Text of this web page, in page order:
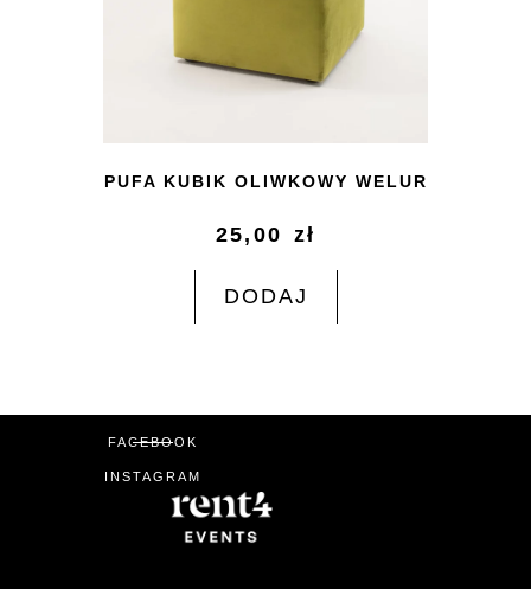
PUFA KUBIK OLIWKOWY WELUR
25,00 zł
DODAJ
FACEBOOK
INSTAGRAM